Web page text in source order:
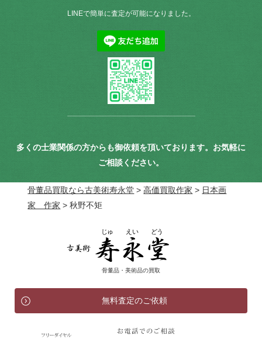
LINEで簡単に査定が可能になりました。
多くの士業関係の方からも御依頼を頂いております。お気軽に
ご相談ください。
骨董品買取なら古美術寿永堂 >高価買取作家 > 日本画
家 作家 >秋野不矩
骨董品・美術品の買取
無料査定のご依頼